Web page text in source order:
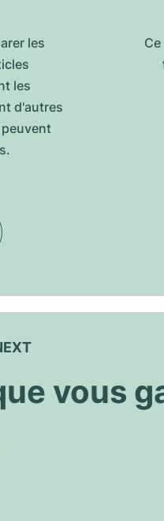
les
les
d'autres
vous